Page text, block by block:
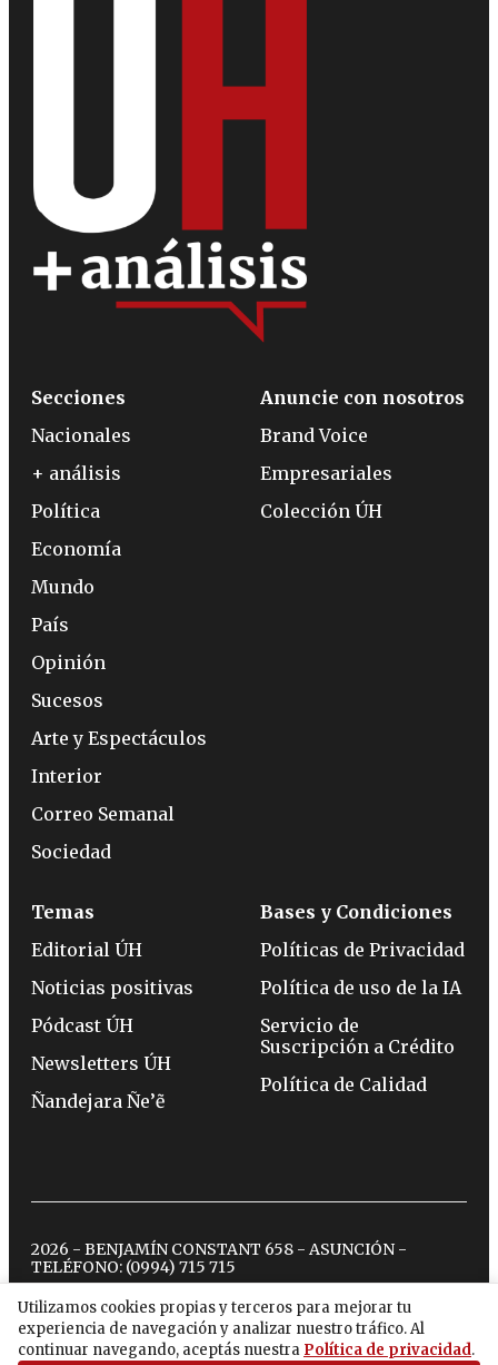
Utilizamos cookies propias y terceros para mejorar tu
experiencia de navegación y analizar nuestro tráfico. Al
continuar navegando, aceptás nuestra Política de privacidad.
Secciones
Nacionales
+ análisis
Política
Economía
Mundo
País
Opinión
Sucesos
Arte y Espectáculos
Interior
Correo Semanal
Sociedad
Anuncie con nosotros
Brand Voice
Empresariales
Colección ÚH
Temas
Editorial ÚH
Noticias positivas
Pódcast ÚH
Newsletters ÚH
Ñandejara Ñe’ẽ
Bases y Condiciones
Políticas de Privacidad
Política de uso de la IA
Servicio de
Suscripción a Crédito
Política de Calidad
2026 - BENJAMÍN CONSTANT 658 - ASUNCIÓN -
TELÉFONO: (0994) 715 715
twitterinstagram
facebook
tiktokyoutubespotify